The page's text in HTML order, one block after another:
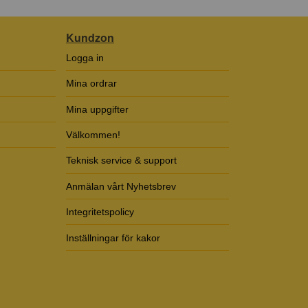
Kundzon
Logga in
Mina ordrar
Mina uppgifter
Välkommen!
Teknisk service & support
Anmälan vårt Nyhetsbrev
Integritetspolicy
Inställningar för kakor